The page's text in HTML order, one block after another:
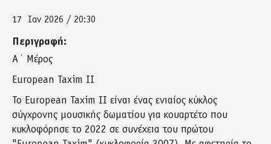
17 Ιαν 2026 / 20:30
Περιγραφή:
Α΄ Μέρος
European Taxim II
Το European Taxim II είναι ένας ενιαίος κύκλος
σύγχρονης μουσικής δωματίου για κουαρτέτο που
κυκλοφόρησε το 2022 σε συνέχεια του πρώτου